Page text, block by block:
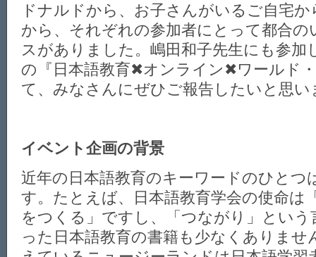
ドナルドから、お子さんがいるご自宅
から、それぞれの参加者にとって都合
スがありました。嶋田和子先生にも参加
の『日本語教育✖オンライン✖ワールド
て、みなさんにぜひご報告したいと思い
イベント企画の背景
近年の日本語教育のキーワードのひとつ
す。たとえば、日本語教育学会の使命は
をつくる」ですし、「つながり」とい
った日本語教育の書籍も少なくありませ